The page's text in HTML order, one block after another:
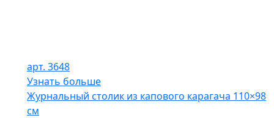
арт. 3648
Узнать больше
Журнальный столик из капового карагача 110×98
см